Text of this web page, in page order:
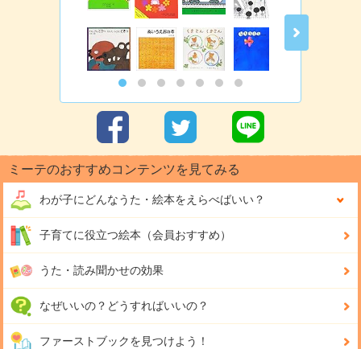
ミーテのおすすめコンテンツを見てみる
わが子にどんなうた・絵本をえらべばいい？
子育てに役立つ絵本（会員おすすめ）
うた・読み聞かせの効果
なぜいいの？どうすればいいの？
ファーストブックを見つけよう！